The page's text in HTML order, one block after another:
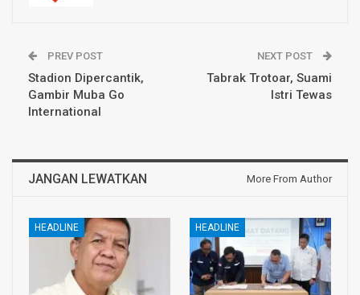
PREV POST
Stadion Dipercantik,
Gambir Muba Go
International
NEXT POST
Tabrak Trotoar, Suami
Istri Tewas
JANGAN LEWATKAN More From Author
HEADLINE HEADLINE